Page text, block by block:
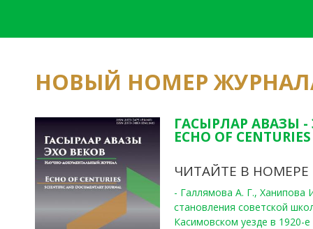
НОВЫЙ НОМЕР
ГАСЫРЛАР АВАЗЫ -
ECHO OF
ЧИТАЙТЕ В НОМЕРЕ
- Галлямова А. Г.,
становления советской
Касимовском уезде в 1920-е